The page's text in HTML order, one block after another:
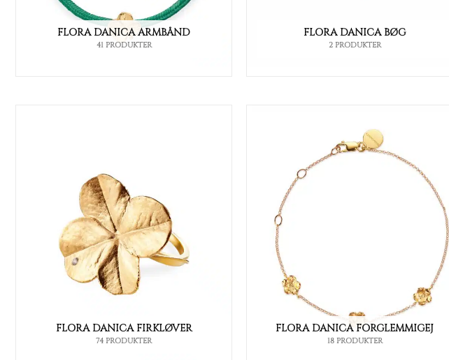
FLORA DANICA ARMBÅND
41 PRODUKTER
FLORA DANICA BØG
2 PRODUKTER
FLORA DANICA FIRKLØVER
74 PRODUKTER
FLORA DANICA FORGLEMMIGEJ
18 PRODUKTER